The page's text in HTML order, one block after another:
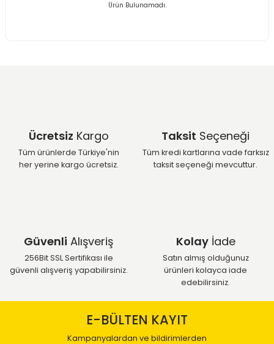
Ürün Bulunamadı.
Ücretsiz Kargo
Tüm ürünlerde Türkiye'nin
her yerine kargo ücretsiz.
Taksit Seçeneği
Tüm kredi kartlarına vade farksız
taksit seçeneği mevcuttur.
Güvenli Alışveriş
256Bit SSL Sertifikası ile
güvenli alışveriş yapabilirsiniz.
Kolayİade
Satın almış olduğunuz
ürünleri kolayca iade
edebilirsiniz.
E-BÜLTEN KAYIT
Kampanyalardan ve bildirimlerden